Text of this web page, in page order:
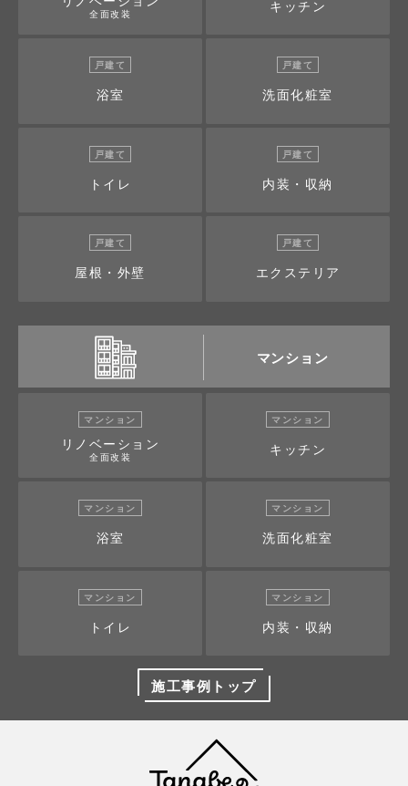
全面改装 キッチン
戸建て
浴室
戸建て
洗面化粧室
戸建て
トイレ
戸建て
内装・収納
戸建て
屋根・外壁
戸建て
エクステリア
マンション
マンション
リノベーション
全面改装
マンション
キッチン
マンション
浴室
マンション
洗面化粧室
マンション
トイレ
マンション
内装・収納
施工事例トップ